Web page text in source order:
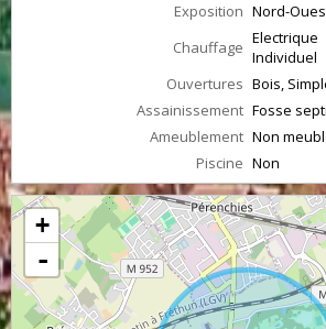
Exposition Nord-
Chauffage Electrique
Individuel
Ouvertures Bois,
Assainissement Fosse
Ameublement Non
Piscine Non
+
-